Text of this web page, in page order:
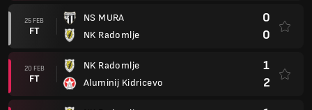
25 FEB
FT
NS MURA
NK Radomlje
0
0
20 FEB
FT
NK Radomlje
Aluminij Kidricevo
1
2